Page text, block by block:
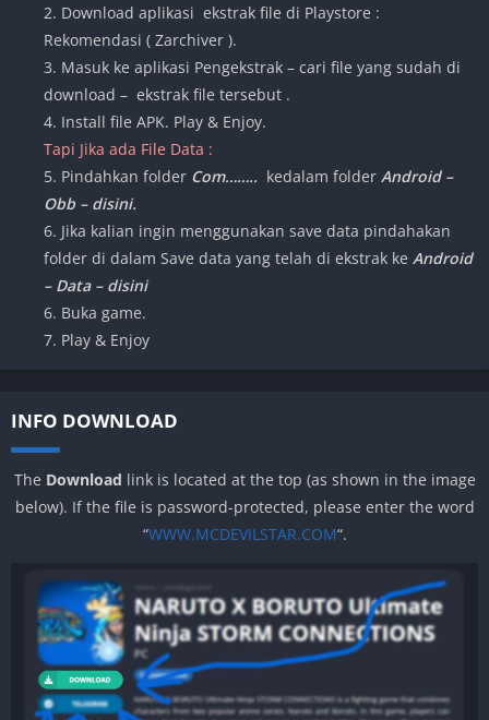
2. Download aplikasi ekstrak file di Playstore :
Rekomendasi ( Zarchiver ).
3. Masuk ke aplikasi Pengekstrak – cari file yang sudah di
download – ekstrak file tersebut .
4. Install file APK. Play & Enjoy.
Tapi Jika ada File Data :
5. Pindahkan folder Com…….. kedalam folder Android –
Obb – disini.
6. Jika kalian ingin menggunakan save data pindahakan
folder di dalam Save data yang telah di ekstrak ke Android
– Data – disini
6. Buka game.
7. Play & Enjoy
INFO DOWNLOAD
The Download link is located at the top (as shown in the image
below). If the file is password-protected, please enter the word
“WWW.MCDEVILSTAR.COM“.